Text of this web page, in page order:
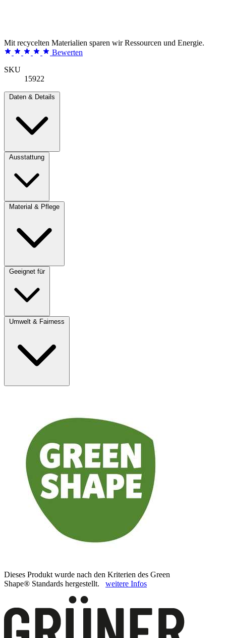
Mit recycelten Materialien sparen wir Ressourcen und Energie.
Bewerten
SKU
15922
Daten & Details
Ausstattung
Material & Pflege
Geeignet für
Umwelt & Fairness
Dieses Produkt wurde nach den Kriterien des Green
Shape® Standards hergestellt. weitere Infos